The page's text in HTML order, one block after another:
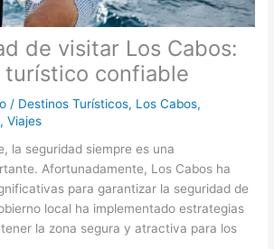
de visitar Los Cabos:
turístico confiable
/ Destinos Turísticos, Los Cabos,
,Viajes
la seguridad siempre es una
Afortunadamente, Los Cabos ha
para garantizar la seguridad de
local ha implementado estrategias
la zona segura y atractiva para los